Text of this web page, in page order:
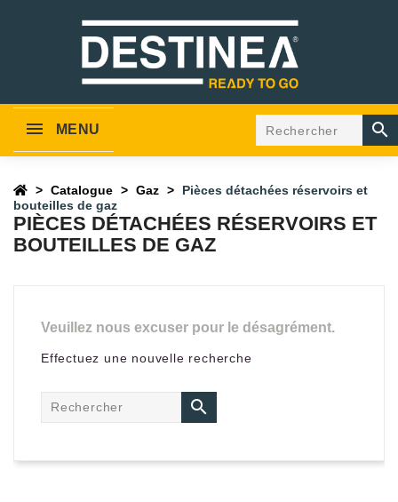
MENU 
Catalogue Gaz
Pièces détachées réservoirs et
bouteilles de gaz
PIÈCES DÉTACHÉES RÉSERVOIRS ET
BOUTEILLES DE GAZ
Veuillez nous excuser pour le désagrément.
Effectuez une nouvelle recherche
